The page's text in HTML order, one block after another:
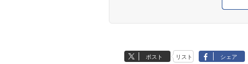
ポスト リスト シェア